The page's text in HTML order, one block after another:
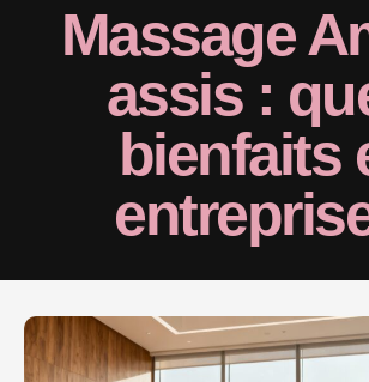
Massage
assis :
bienfaits